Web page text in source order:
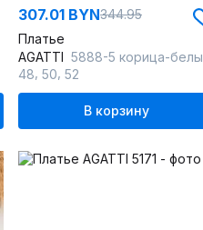
307.01 BYN344.95
Платье
AGATTI 5888-5 корица-белый_горох
48 50 52
В корзину